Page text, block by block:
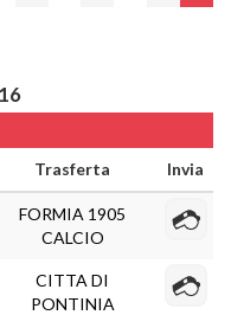
Trasferta Invia
FORMIA 1905
CALCIO
CITTA DI
PONTINIA